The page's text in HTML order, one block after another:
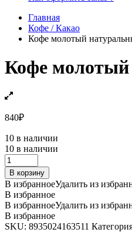
Главная
Кофе / Какао
Кофе молотый
Кофе молотый
840₽
10 в наличии
10 в наличии
Кофе
молотый
натуральный
SANG
TAO
№2
TRUNG
NGUYEN,
В корзину
В избранноеУдалить из
В избранное
В избранноеУдалить из
В избранное
SKU: 8935024163511